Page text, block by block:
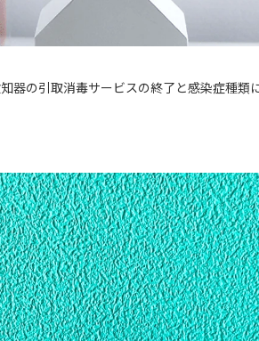
器の引取消毒サービスの終了と感染症種